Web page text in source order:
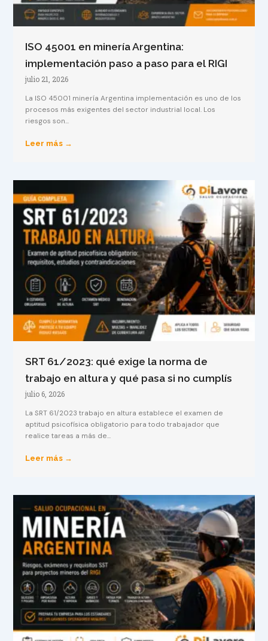
ISO 45001 en minería Argentina:
implementación paso a paso para el RIGI
julio 21, 2026
La ISO 45001 minería Argentina implementación es uno de los
procesos más exigentes del sector industrial local. Los
riesgos son...
Leer más →
SRT 61/2023: qué exige la norma de
trabajo en altura y qué pasa si no cumplís
julio 6, 2026
La SRT 61/2023 trabajo en altura establece el examen de
aptitud psicofísica obligatorio para todo trabajador que
realice tareas a más de...
Leer más →